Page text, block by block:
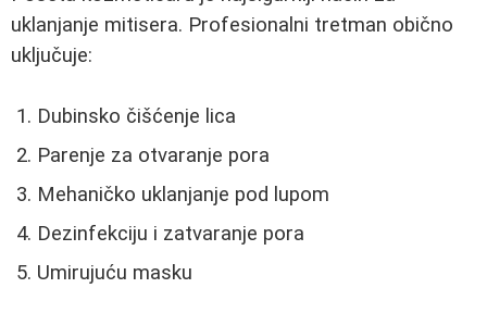
uklanjanje mitisera. Profesionalni tretman obično
uključuje:
Dubinsko čišćenje lica
Parenje za otvaranje pora
Mehaničko uklanjanje pod lupom
Dezinfekciju i zatvaranje pora
Umirujuću masku